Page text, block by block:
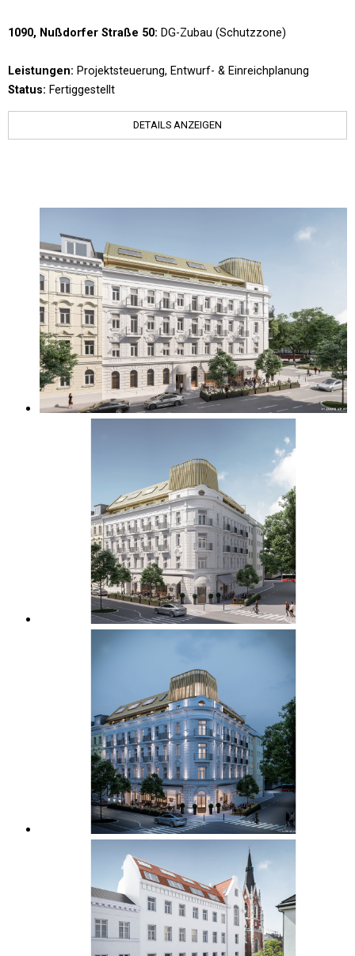
1090, Nußdorfer Straße 50: DG-Zubau (Schutzzone)
Leistungen: Projektsteuerung, Entwurf- & Einreichplanung
Status: Fertiggestellt
DETAILS ANZEIGEN